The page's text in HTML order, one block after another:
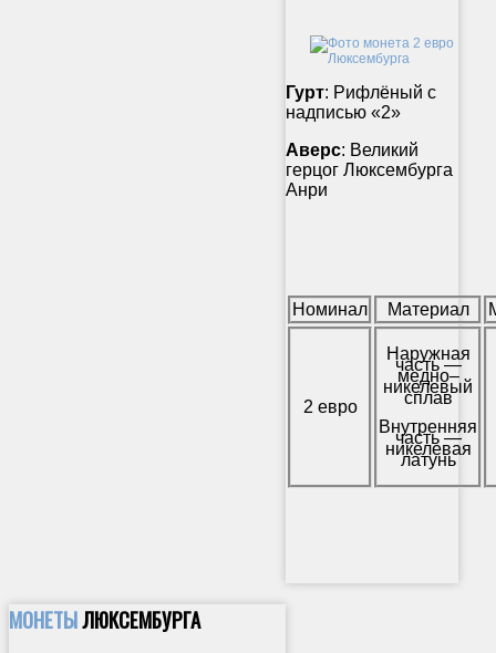
Гурт: Рифлёный с
надписью «2»
Аверс: Великий
герцог Люксембурга
Анри
Номинал Материал
2 евро
Наружная
часть —
медно–
никелевый
сплав
Внутренняя
часть —
никелевая
латунь
МОНЕТЫЛЮКСЕМБУРГА